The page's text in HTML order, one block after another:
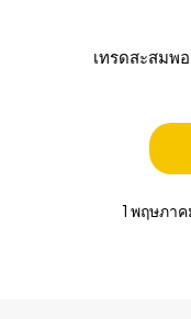
เทรดสะสมพ
1 พฤษภา